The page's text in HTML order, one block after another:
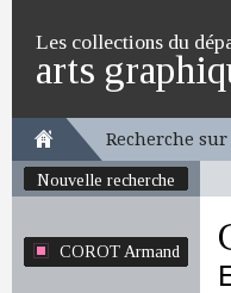
Les collections du
arts
Recherche sur
Nouvelle recherche
COROT Armand